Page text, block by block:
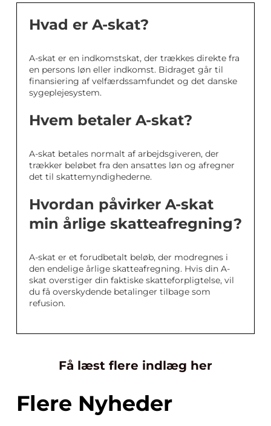
Hvad er A-skat?
A-skat er en indkomstskat, der trækkes direkte fra
en persons løn eller indkomst. Bidraget går til
finansiering af velfærdssamfundet og det danske
sygeplejesystem.
Hvem betaler A-skat?
A-skat betales normalt af arbejdsgiveren, der
trækker beløbet fra den ansattes løn og afregner
det til skattemyndighederne.
Hvordan påvirker A-skat
min årlige skatteafregning?
A-skat er et forudbetalt beløb, der modregnes i
den endelige årlige skatteafregning. Hvis din A-
skat overstiger din faktiske skatteforpligtelse, vil
du få overskydende betalinger tilbage som
refusion.
Få læst flere indlæg her
Flere Nyheder